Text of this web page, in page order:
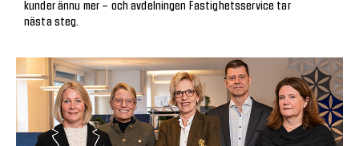
kunder ännu mer – och avdelningen Fastighetsservice tar
nästa steg.